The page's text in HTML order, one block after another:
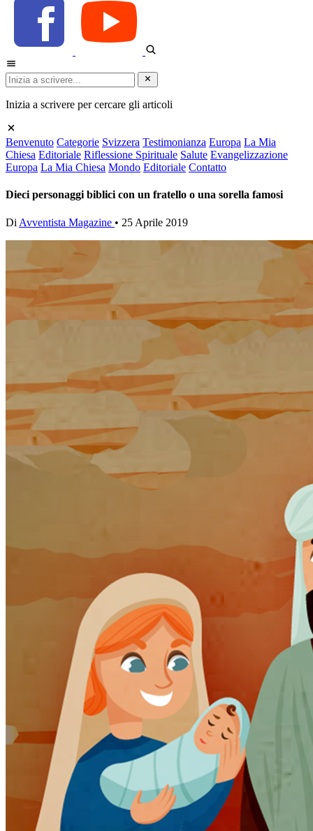
Inizia a scrivere per cercare gli articoli
Benvenuto Categorie Svizzera Testimonianza Europa La Mia
Chiesa Editoriale Riflessione Spirituale Salute Evangelizzazione
Europa La Mia Chiesa Mondo Editoriale Contatto
Dieci personaggi biblici con un fratello o una sorella famosi
Di Avventista Magazine • 25 Aprile 2019